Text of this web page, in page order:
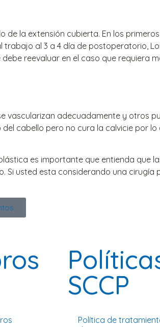
la extensión cubierta. En los
al 3 a 4 día de postoperatorio,
reevaluar en el caso que requiera
vascularizan adecuadamente y otros
cabello pero no cura la calvicie por
es importante que entienda que
Si usted esta considerando una
SCCP
Política de